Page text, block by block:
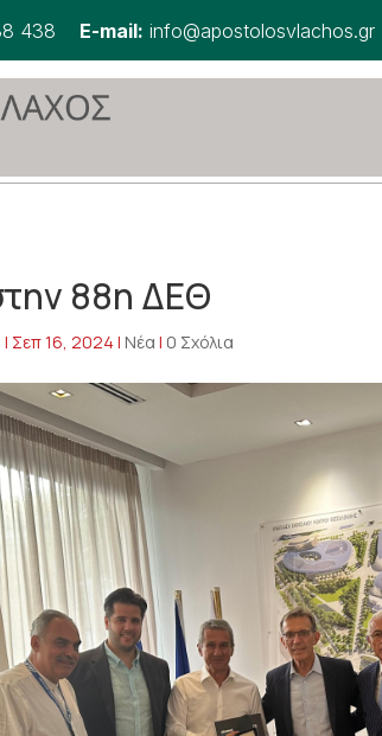
438 E-mail: info@apostolosvlachos.gr
88η ΔΕΘ
| Σεπ 16, 2024 | Νέα | 0 Σχόλια